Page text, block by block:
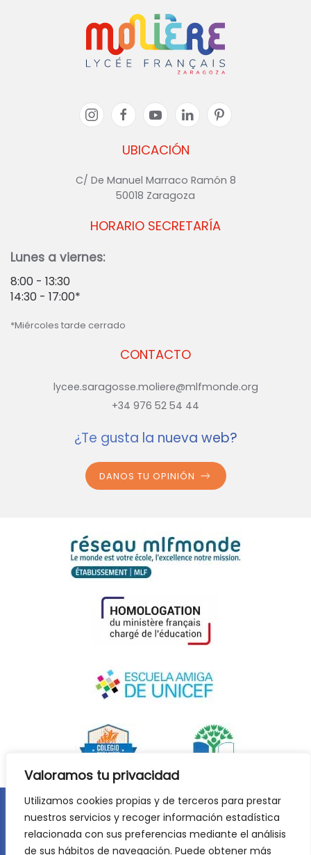
Valoramos tu privacidad
Utilizamos cookies propias y de terceros para prestar
nuestros servicios y recoger información estadística
relacionada con sus preferencias mediante el análisis
de sus hábitos de navegación. Puede obtener más
UBICACIÓN
C/ De Manuel Marraco Ramón 8
50018 Zaragoza
CONTACTO
lycee.saragosse.moliere@mlfmonde.org
+34 976 52 54 44
HORARIO SECRETARÍA
Lunes a viernes:
8:00 - 13:30
14:30 - 17:00*
*Miércoles tarde cerrado
¿Te gusta la nueva web?
DANOS TU OPINIÓN
Aviso legal
Política de privacidad
Política de cookies